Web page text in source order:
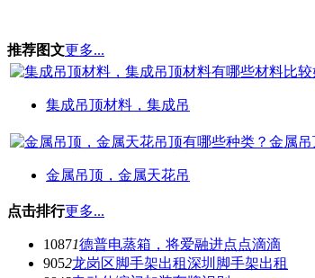
推荐图文更多...
集成吊顶材料，集成吊
金属吊顶，金属天花吊
点击排行更多...
10871德普电蒸箱，将爱融进点点滴滴
9052龙岗区脚手架出租深圳脚手架出租